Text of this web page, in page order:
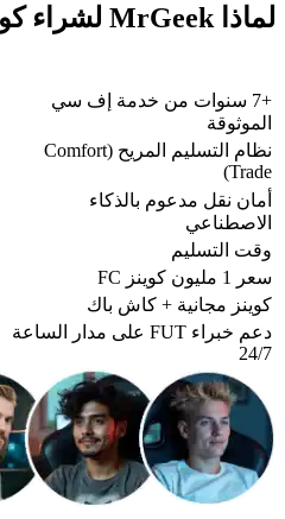
لماذا MrGeek لشراء كوينز فيفا 26 رخيصة
+7 سنوات من خدمة إف سي
الموثوقة
نظام التسليم المريح (Comfort
Trade)
أمان نقل مدعوم بالذكاء
الاصطناعي
وقت التسليم
سعر 1 مليون كوينز FC
كوينز مجانية + كاش باك
دعم خبراء FUT على مدار الساعة
24/7